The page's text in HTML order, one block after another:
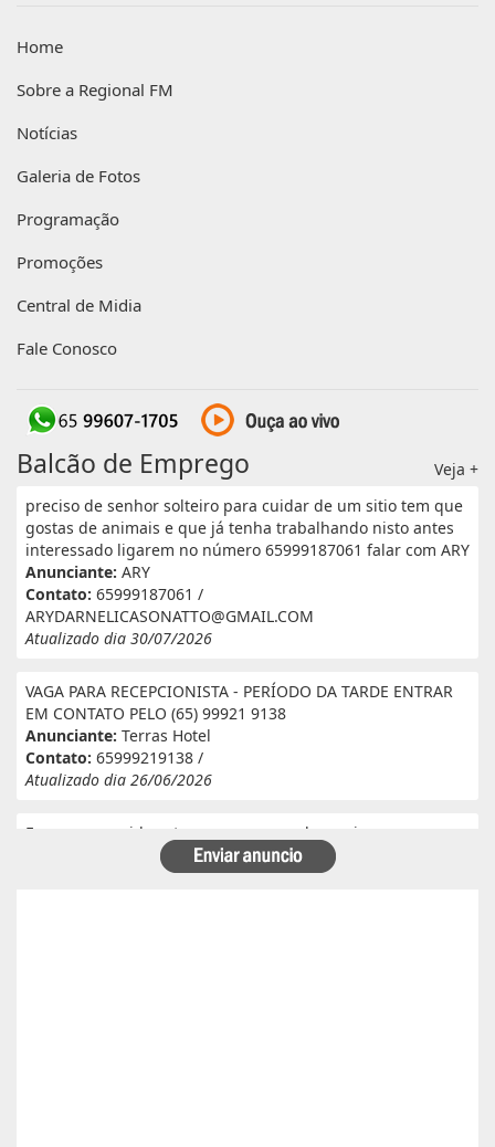
Home
Sobre a Regional FM
Notícias
Galeria de Fotos
Programação
Promoções
Central de Midia
Fale Conosco
Balcão de Emprego
Veja +
preciso de senhor solteiro para cuidar de um sitio tem que
gostas de animais e que já tenha trabalhando nisto antes
interessado ligarem no número 65999187061 falar com ARY
Anunciante: ARY
Contato: 65999187061 /
ARYDARNELICASONATTO@GMAIL.COM
Atualizado dia 30/07/2026
VAGA PARA RECEPCIONISTA - PERÍODO DA TARDE ENTRAR
EM CONTATO PELO (65) 99921 9138
Anunciante: Terras Hotel
Contato: 65999219138 /
Atualizado dia 26/06/2026
Eu e meu marido estamos a procura de serviço em
fazenda. Eu tenho experiência e referência em cantina, ele
tem experiência e referência em lavoura. Passa veneno,